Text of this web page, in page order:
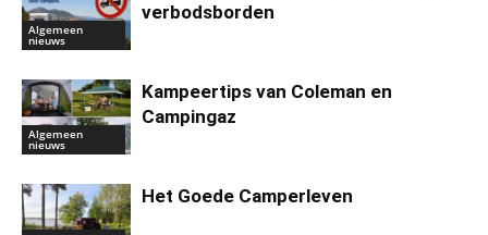
Algemeen
nieuws
verbodsborden
Algemeen
nieuws
Kampeertips van Coleman en
Campingaz
Het Goede Camperleven